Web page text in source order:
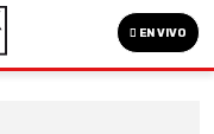
EN VIVO